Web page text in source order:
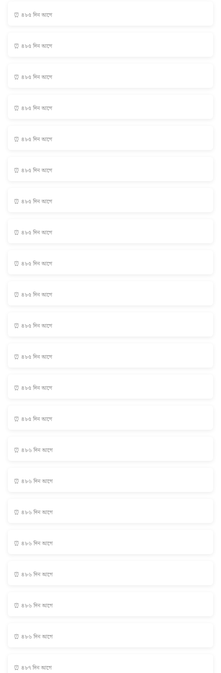
⏰ ৪৮৫ দিন আগে
⏰ ৪৮৫ দিন আগে
⏰ ৪৮৫ দিন আগে
⏰ ৪৮৫ দিন আগে
⏰ ৪৮৫ দিন আগে
⏰ ৪৮৫ দিন আগে
⏰ ৪৮৫ দিন আগে
⏰ ৪৮৫ দিন আগে
⏰ ৪৮৫ দিন আগে
⏰ ৪৮৫ দিন আগে
⏰ ৪৮৫ দিন আগে
⏰ ৪৮৫ দিন আগে
⏰ ৪৮৫ দিন আগে
⏰ ৪৮৫ দিন আগে
⏰ ৪৮৬ দিন আগে
⏰ ৪৮৬ দিন আগে
⏰ ৪৮৬ দিন আগে
⏰ ৪৮৬ দিন আগে
⏰ ৪৮৬ দিন আগে
⏰ ৪৮৬ দিন আগে
⏰ ৪৮৬ দিন আগে
⏰ ৪৮৭ দিন আগে